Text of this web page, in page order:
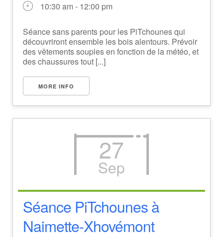
10:30 am - 12:00 pm
Séance sans parents pour les PiTchounes qui
découvriront ensemble les bois alentours. Prévoir
des vêtements souples en fonction de la météo, et
des chaussures tout [...]
MORE INFO
27
Sep
Séance PiTchounes à
Naimette-Xhovémont